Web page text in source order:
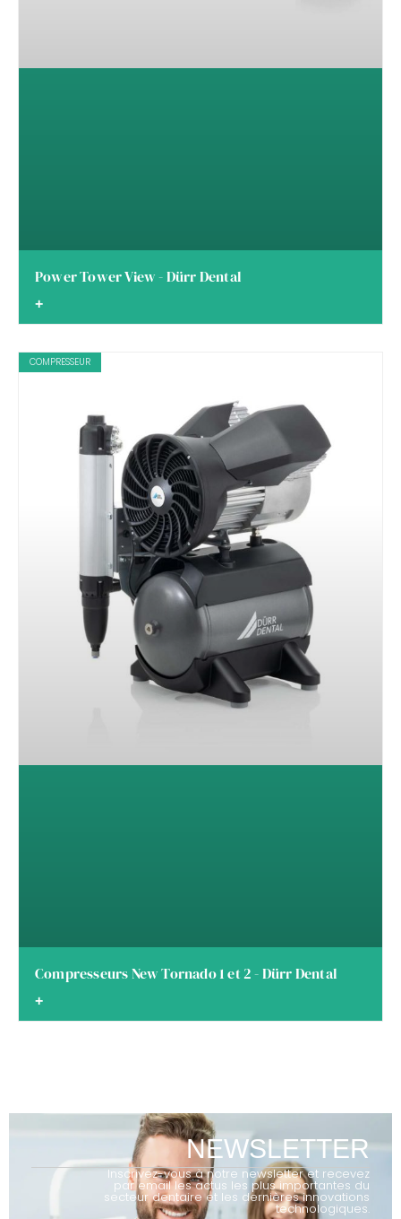
Power Tower View - Dürr Dental
+
COMPRESSEUR
Compresseurs New Tornado 1 et 2 - Dürr Dental
+
NEWSLETTER
Inscrivez-vous à notre newsletter et recevez
par email les actus les plus importantes du
secteur dentaire et les dernières innovations
technologiques.